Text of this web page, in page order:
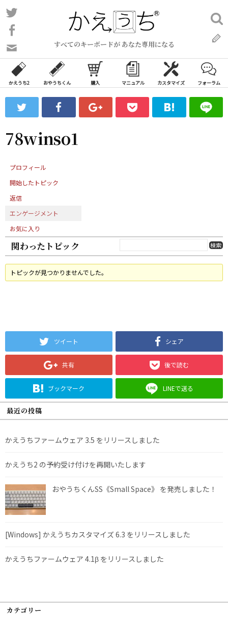
コ
ン
ン
ツ
ス
ッ
プ
すべてのキーボードが あなた専用になる
い
合
わ
フ
ォ
ム
検
索:
かえうち2 おやうちくん 購入 マニュアル カスタマイズ フォーラム
78winso1
プロフィール
開始したトピック
返信
エンゲージメント
お気に入り
関わったトピック
トピックが見つかりませんでした。
ツイート シェア
共有 後で読む
ブックマーク LINEで送る
最近の投稿
かえうちファームウェア 3.5 をリリースしました
かえうち2 の予約受け付けを再開いたします
おやうちくんSS《Small Space》 を発売しました！
[Windows] かえうちカスタマイズ 6.3 をリリースしました
かえうちファームウェア 4.1β をリリースしました
カテゴリー